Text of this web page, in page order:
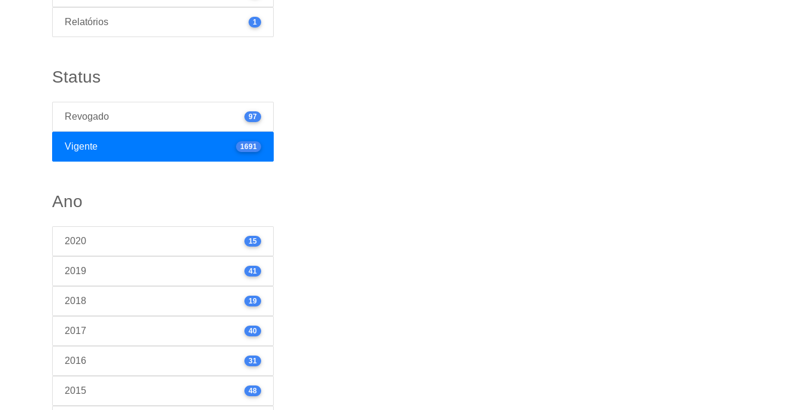
Relatórios 1
Status
Revogado 97
Vigente 1691
Ano
2020 15
2019 41
2018 19
2017 40
2016 31
2015 48